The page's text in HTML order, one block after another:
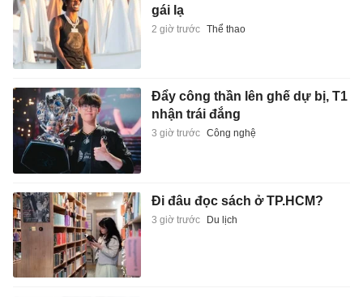
gái lạ
2 giờ trước Thể thao
Đẩy công thần lên ghế dự bị, T1
nhận trái đắng
3 giờ trước Công nghệ
Đi đâu đọc sách ở TP.HCM?
3 giờ trước Du lịch